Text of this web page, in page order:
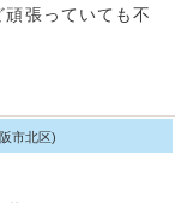
張っていても不
市北区)